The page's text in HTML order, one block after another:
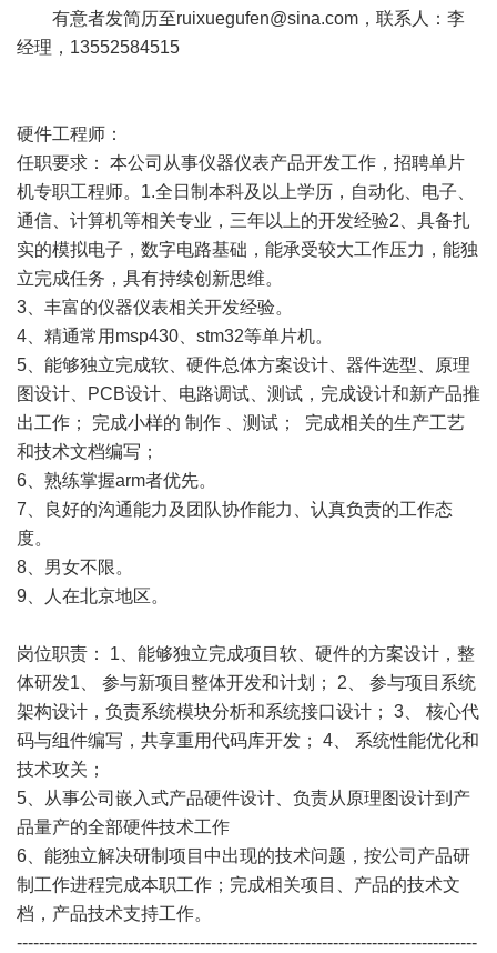
有意者发简历至ruixuegufen@sina.com ，联系人：李
经理，13552584515
硬件工程师：
任职要求： 本公司从事仪器仪表产品开发工作，招聘单片
机专职工程师。1.全日制本科及以上学历，自动化、电子、
通信、计算机等相关专业，三年以上的开发经验2、具备扎
实的模拟电子，数字电路基础，能承受较大工作压力，能独
立完成任务，具有持续创新思维。
3、丰富的仪器仪表相关开发经验。
4、精通常用msp430、stm32等单片机。
5、能够独立完成软、硬件总体方案设计、器件选型、原理
图设计、PCB设计、电路调试、测试，完成设计和新产品推
出工作； 完成小样的 制作 、测试； 完成相关的生产工艺
和技术文档编写；
6、熟练掌握arm者优先。
7、良好的沟通能力及团队协作能力、认真负责的工作态
度。
8、男女不限。
9、人在北京地区。
岗位职责： 1、能够独立完成项目软、硬件的方案设计，整
体研发1、 参与新项目整体开发和计划； 2、 参与项目系统
架构设计，负责系统模块分析和系统接口设计； 3、 核心代
码与组件编写，共享重用代码库开发； 4、 系统性能优化和
技术攻关；
5、从事公司嵌入式产品硬件设计、负责从原理图设计到产
品量产的全部硬件技术工作
6、能独立解决研制项目中出现的技术问题，按公司产品研
制工作进程完成本职工作；完成相关项目、产品的技术文
档，产品技术支持工作。
-----------------------------------------------------------------------------------